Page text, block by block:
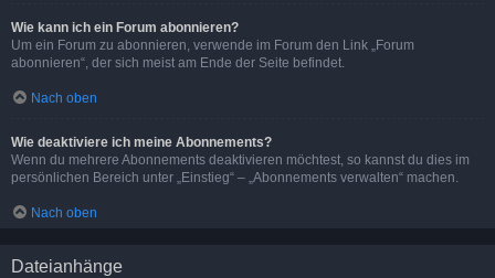
Wie kann ich ein Forum abonnieren?
Um ein Forum zu abonnieren, verwende im Forum den Link „Forum
abonnieren“, der sich meist am Ende der Seite befindet.
Nach oben
Wie deaktiviere ich meine Abonnements?
Wenn du mehrere Abonnements deaktivieren möchtest, so kannst du dies im
persönlichen Bereich unter „Einstieg“ – „Abonnements verwalten“ machen.
Nach oben
Dateianhänge